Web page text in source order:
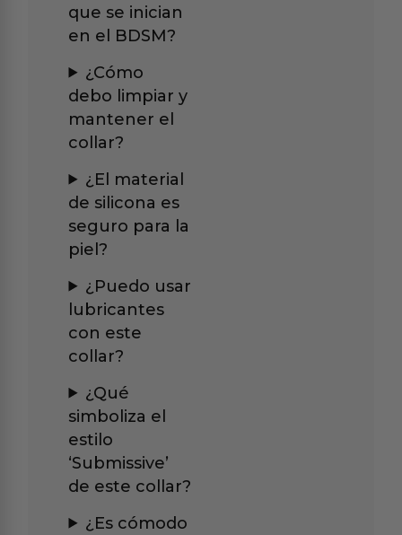
que se inician
en el BDSM?
¿Cómo
debo limpiar y
mantener el
collar?
¿El material
de silicona es
seguro para la
piel?
¿Puedo usar
lubricantes
con este
collar?
¿Qué
simboliza el
estilo
‘Submissive’
de este collar?
¿Es cómodo